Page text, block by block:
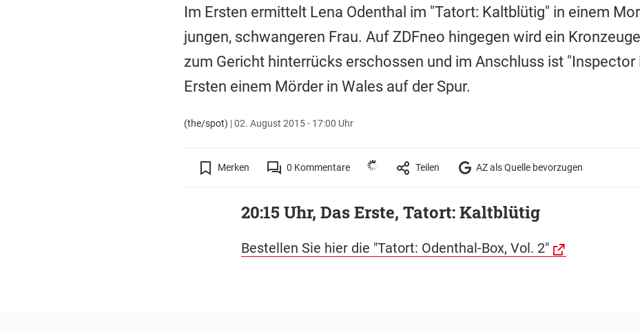
Im Ersten ermittelt Lena Odenthal im "Tatort: Kaltblütig" in einem
jungen, schwangeren Frau. Auf ZDFneo hingegen wird ein
zum Gericht hinterrücks erschossen und im Anschluss ist "Inspector
Ersten einem Mörder in Wales auf der Spur.
(the/spot) |02. August 2015 - 17:00 Uhr
Merken 0 Kommentare Teilen AZ als Quelle bevorzugen
20:15 Uhr, Das Erste, Tatort: Kaltblütig
Bestellen Sie hier die "Tatort: Odenthal-Box, Vol. 2"